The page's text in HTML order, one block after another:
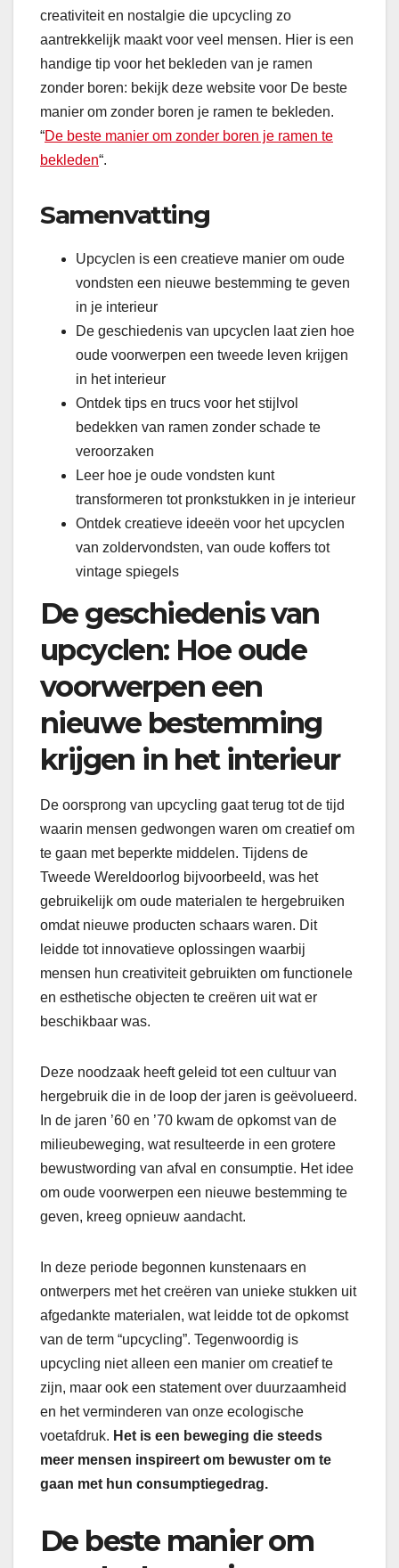
creativiteit en nostalgie die upcycling zo
aantrekkelijk maakt voor veel mensen. Hier is een
handige tip voor het bekleden van je ramen
zonder boren: bekijk deze website voor De beste
manier om zonder boren je ramen te bekleden.
“De beste manier om zonder boren je ramen te
bekleden“.
Samenvatting
Upcyclen is een creatieve manier om oude
vondsten een nieuwe bestemming te geven
in je interieur
De geschiedenis van upcyclen laat zien hoe
oude voorwerpen een tweede leven krijgen
in het interieur
Ontdek tips en trucs voor het stijlvol
bedekken van ramen zonder schade te
veroorzaken
Leer hoe je oude vondsten kunt
transformeren tot pronkstukken in je interieur
Ontdek creatieve ideeën voor het upcyclen
van zoldervondsten, van oude koffers tot
vintage spiegels
De geschiedenis van
upcyclen: Hoe oude
voorwerpen een
nieuwe bestemming
krijgen in het interieur
De oorsprong van upcycling gaat terug tot de tijd
waarin mensen gedwongen waren om creatief om
te gaan met beperkte middelen. Tijdens de
Tweede Wereldoorlog bijvoorbeeld, was het
gebruikelijk om oude materialen te hergebruiken
omdat nieuwe producten schaars waren. Dit
leidde tot innovatieve oplossingen waarbij
mensen hun creativiteit gebruikten om functionele
en esthetische objecten te creëren uit wat er
beschikbaar was.
Deze noodzaak heeft geleid tot een cultuur van
hergebruik die in de loop der jaren is geëvolueerd.
In de jaren ’60 en ’70 kwam de opkomst van de
milieubeweging, wat resulteerde in een grotere
bewustwording van afval en consumptie. Het idee
om oude voorwerpen een nieuwe bestemming te
geven, kreeg opnieuw aandacht.
In deze periode begonnen kunstenaars en
ontwerpers met het creëren van unieke stukken uit
afgedankte materialen, wat leidde tot de opkomst
van de term “upcycling”. Tegenwoordig is
upcycling niet alleen een manier om creatief te
zijn, maar ook een statement over duurzaamheid
en het verminderen van onze ecologische
voetafdruk. Het is een beweging die steeds
meer mensen inspireert om bewuster om te
gaan met hun consumptiegedrag.
De beste manier om